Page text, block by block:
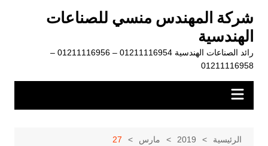
المحتوى
شركة المهندس منسي للصناعات
الهندسية
رائد الصناعات الهندسية 01211116954 – 01211116956 –
01211116958
الرئيسية 2019 مارس 27